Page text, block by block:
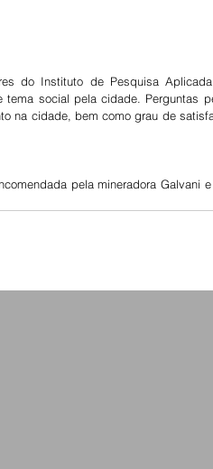
do Instituto de Pesquisa
tema social pela cidade. Perguntas
na cidade, bem como grau de
pela mineradora Galvani